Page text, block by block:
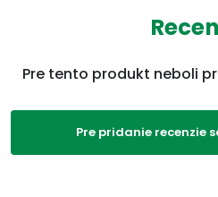
ADC Klasifikácia:
Pre tento produkt neboli
Pre pridanie recenzie